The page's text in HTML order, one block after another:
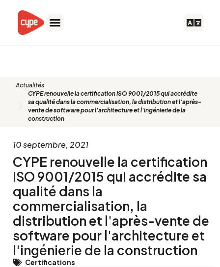
contenu
Actualités
CYPE renouvelle la certification ISO 9001/2015 qui accrédite
sa qualité dans la commercialisation, la distribution et l'après-
vente de software pour l'architecture et l'ingénierie de la
construction
10 septembre, 2021
CYPE renouvelle la certification
ISO 9001/2015 qui accrédite sa
qualité dans la
commercialisation, la
distribution et l'après-vente de
software pour l'architecture et
l'ingénierie de la construction
Certifications